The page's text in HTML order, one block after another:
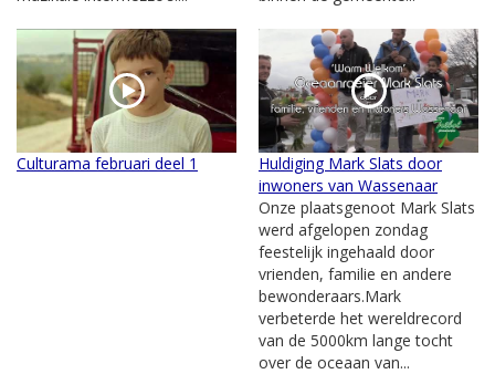
Culturama februari deel 1
Huldiging Mark Slats door
inwoners van Wassenaar
Onze plaatsgenoot Mark Slats
werd afgelopen zondag
feestelijk ingehaald door
vrienden, familie en andere
bewonderaars.Mark
verbeterde het wereldrecord
van de 5000km lange tocht
over de oceaan van...